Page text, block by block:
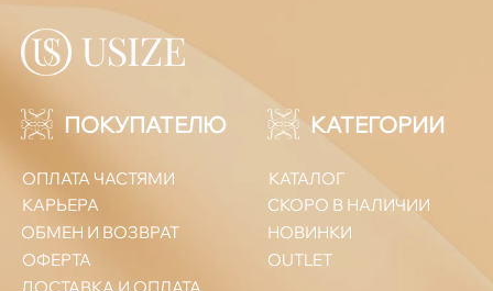
Политика конфиденциальности
ПОДПИСАТЬСЯ
Юридический адрес:
192102, Санкт-Петербург, ул. Грузинская 15